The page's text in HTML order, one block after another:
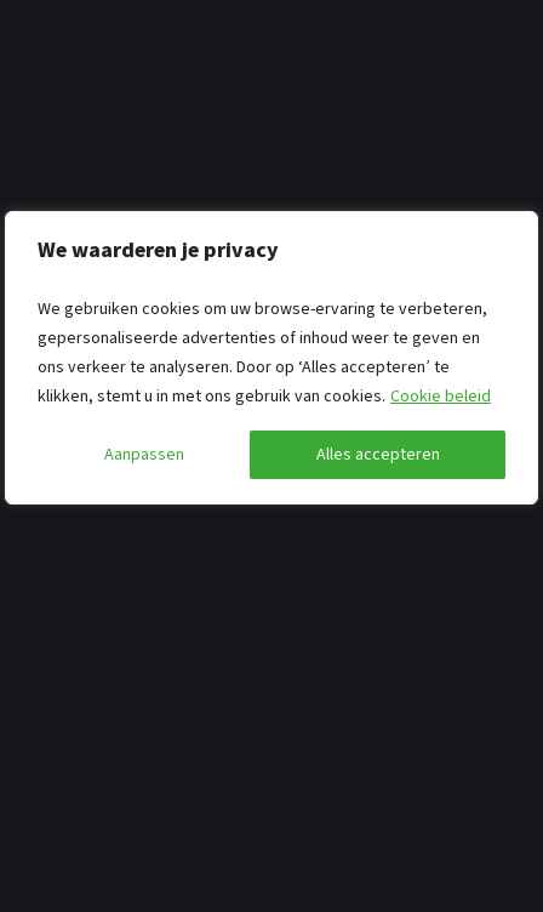
We waarderen je privacy
We gebruiken cookies om uw browse-ervaring te verbeteren,
gepersonaliseerde advertenties of inhoud weer te geven en
ons verkeer te analyseren. Door op ‘Alles accepteren’ te
klikken, stemt u in met ons gebruik van cookies. Cookie beleid
Aanpassen Alles accepteren